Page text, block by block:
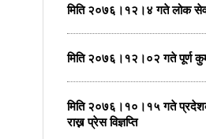
मिति २०७६।१२।४ गते लोक
मिति २०७६।१२।०२ गते पूर्ण
मिति २०७६।१०।१५ गते
राख्न प्रेस विज्ञप्ति